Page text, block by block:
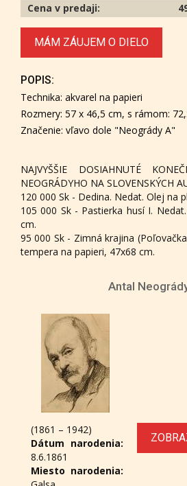
Cena v predaji:
MÁM ZÁUJEM O DIELO
POPIS:
Technika: akvarel na papieri
Rozmery: 57 x 46,5 cm, s rámom:
Značenie: vľavo dole "Neogrády A"
NAJVYŠŠIE DOSIAHNUTÉ
NEOGRÁDYHO NA SLOVENSKÝCH
120 000 Sk - Dedina. Nedat. Olej na
105 000 Sk - Pastierka husí I.
cm.
95 000 Sk - Zimná krajina
tempera na papieri, 47x68 cm.
Antal
(1861 – 1942)
Dátum narodenia:
8.6.1861
Miesto narodenia: